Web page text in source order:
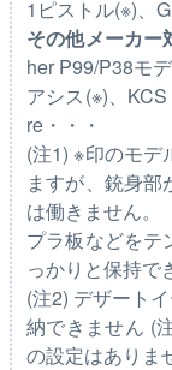
1ピストル(※)、
その他メーカー
her P99/P38モ
アシス(※)、
re・・・
(注1) ※印のモデ
ますが、銃身
は働きません。
プラ板などをテ
っかりと保持で
(注2) デザート
納できません (
の設定はありま